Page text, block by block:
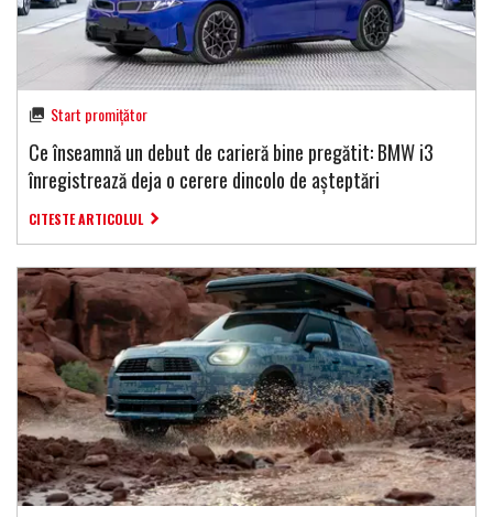
Start promițător
Ce înseamnă un debut de carieră bine pregătit: BMW i3
înregistrează deja o cerere dincolo de așteptări
CITESTE ARTICOLUL